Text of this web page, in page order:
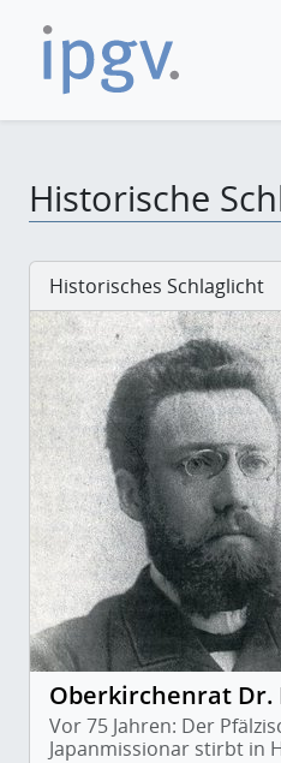
Historische
Historisches Schlaglicht
Oberkirchenrat Dr.
Vor 75 Jahren: Der
Japanmissionar stirbt in